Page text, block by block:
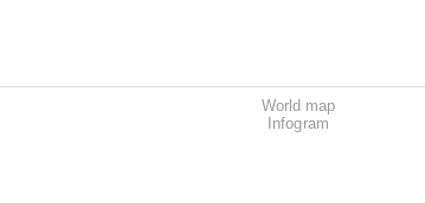
World map
Infogram